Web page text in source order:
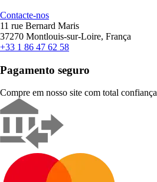
Contacte-nos
11 rue Bernard Maris
37270 Montlouis-sur-Loire, França
+33 1 86 47 62 58
Pagamento seguro
Compre em nosso site com total confiança